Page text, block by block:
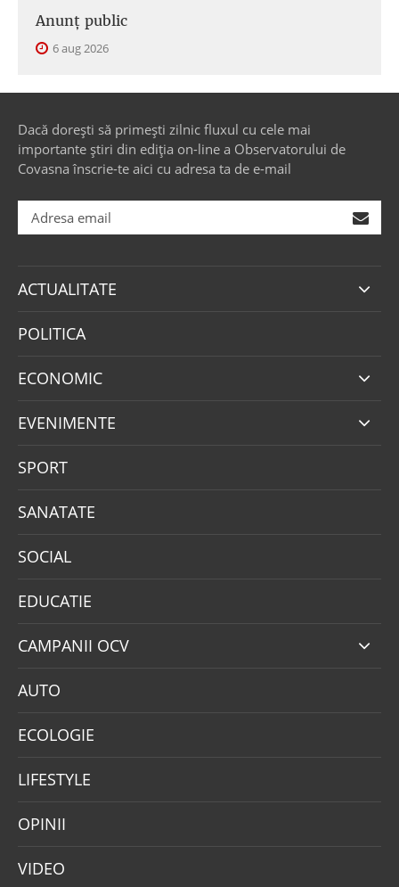
Anunţ public
6 aug 2026
Dacă dorești să primești zilnic fluxul cu cele mai
importante știri din ediția on-line a Observatorului de
Covasna înscrie-te aici cu adresa ta de e-mail
ACTUALITATE
POLITICA
ECONOMIC
EVENIMENTE
SPORT
SANATATE
SOCIAL
EDUCATIE
CAMPANII OCV
AUTO
ECOLOGIE
LIFESTYLE
OPINII
VIDEO